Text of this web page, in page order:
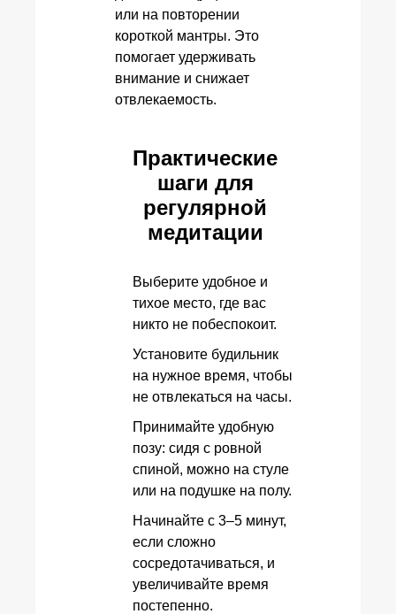
или на повторении
короткой мантры. Это
помогает удерживать
внимание и снижает
отвлекаемость.
Практические
шаги для
регулярной
медитации
Выберите удобное и
тихое место, где вас
никто не побеспокоит.
Установите будильник
на нужное время, чтобы
не отвлекаться на часы.
Принимайте удобную
позу: сидя с ровной
спиной, можно на стуле
или на подушке на полу.
Начинайте с 3–5 минут,
если сложно
сосредотачиваться, и
увеличивайте время
постепенно.